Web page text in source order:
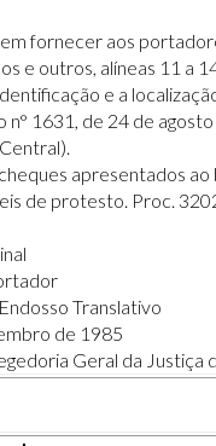
fornecer aos
e outros, alíneas 11 a
e a
n° 1631, de 24 de
apresentados
de protesto. Proc.
Translativo
de 1985
Geral da Justiça